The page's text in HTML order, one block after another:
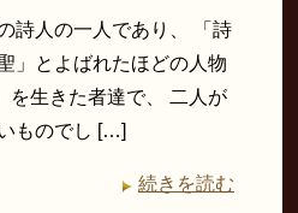
詩人の一人であり、 「詩
」とよばれたほどの人物
生きた者達で、 二人が
ものでし […]
続きを読む